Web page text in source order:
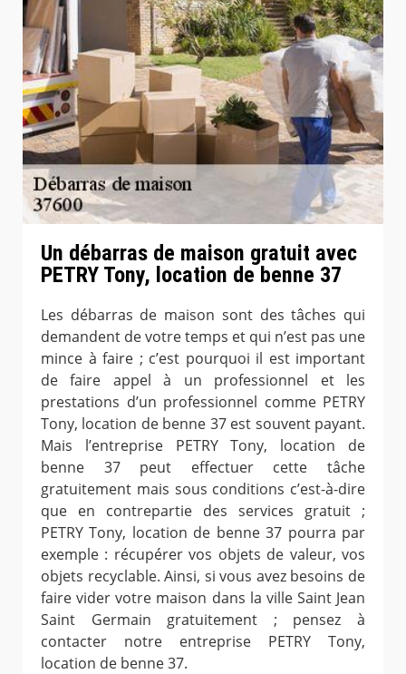
Un débarras de maison gratuit avec
PETRY Tony, location de benne 37
Les débarras de maison sont des tâches qui
demandent de votre temps et qui n’est pas une
mince à faire ; c’est pourquoi il est important
de faire appel à un professionnel et les
prestations d’un professionnel comme PETRY
Tony, location de benne 37 est souvent payant.
Mais l’entreprise PETRY Tony, location de
benne 37 peut effectuer cette tâche
gratuitement mais sous conditions c’est-à-dire
que en contrepartie des services gratuit ;
PETRY Tony, location de benne 37 pourra par
exemple : récupérer vos objets de valeur, vos
objets recyclable. Ainsi, si vous avez besoins de
faire vider votre maison dans la ville Saint Jean
Saint Germain gratuitement ; pensez à
contacter notre entreprise PETRY Tony,
location de benne 37.